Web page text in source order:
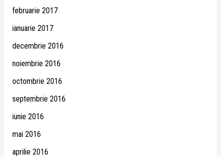
februarie 2017
ianuarie 2017
decembrie 2016
noiembrie 2016
octombrie 2016
septembrie 2016
iunie 2016
mai 2016
aprilie 2016